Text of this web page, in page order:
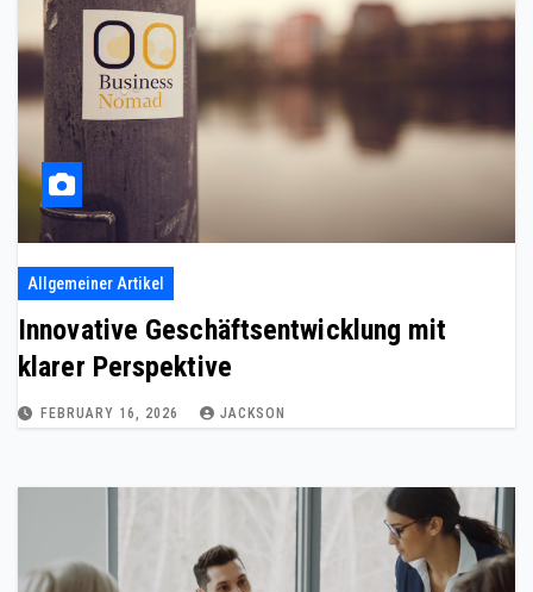
Allgemeiner Artikel
Innovative Geschäftsentwicklung mit
klarer Perspektive
FEBRUARY 16, 2026 JACKSON